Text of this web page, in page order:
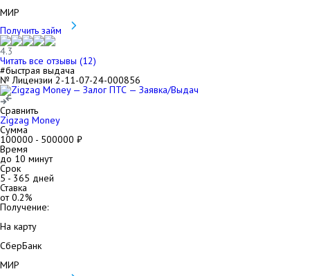
МИР
Получить займ
4.3
Читать все отзывы (12)
#быстрая выдача
№ Лицензии 2-11-07-24-000856
Сравнить
Zigzag Money
Сумма
100000 - 500000 ₽
Время
до 10 минут
Срок
5- 365 дней
Ставка
от0.2%
Получение:
На карту
СберБанк
МИР